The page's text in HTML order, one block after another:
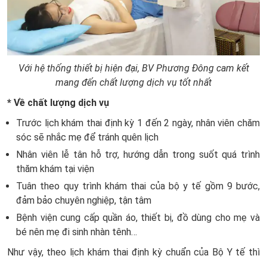
Với hệ thống thiết bị hiện đại, BV Phương Đông cam kết
mang đến chất lượng dịch vụ tốt nhất
* Về chất lượng dịch vụ
Trước lịch khám thai định kỳ 1 đến 2 ngày, nhân viên chăm
sóc sẽ nhắc mẹ để tránh quên lịch
Nhân viên lễ tân hỗ trợ, hướng dẫn trong suốt quá trình
thăm khám tại viện
Tuân theo quy trình khám thai của bộ y tế gồm 9 bước,
đảm bảo chuyên nghiệp, tận tâm
Bệnh viện cung cấp quần áo, thiết bị, đồ dùng cho mẹ và
bé nên mẹ đi sinh nhàn tênh…
Như vậy, theo lịch khám thai định kỳ chuẩn của Bộ Y tế thì